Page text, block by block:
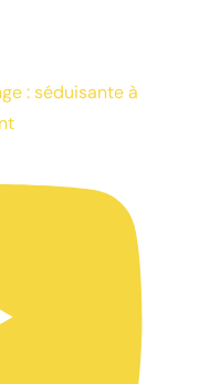
: séduisante à